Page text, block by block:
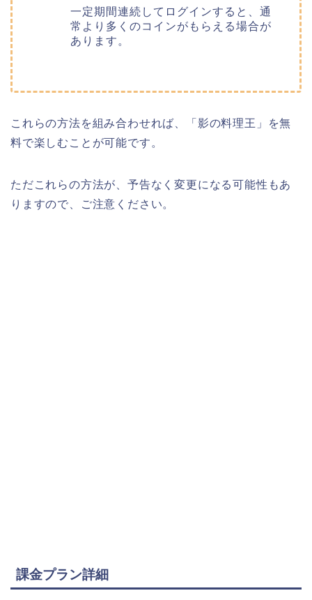
一定期間連続してログインすると、通
常より多くのコインがもらえる場合が
あります。
これらの方法を組み合わせれば、「影の料理王」を無
料で楽しむことが可能です。
ただこれらの方法が、予告なく変更になる可能性もあ
りますので、ご注意ください。
課金プラン詳細